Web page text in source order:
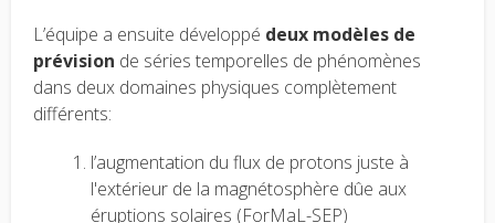
L’équipe a ensuite développé deux modèles de
prévision de séries temporelles de phénomènes
dans deux domaines physiques complètement
différents:
l’augmentation du flux de protons juste à
l'extérieur de la magnétosphère dûe aux
éruptions solaires (ForMaL-SEP)